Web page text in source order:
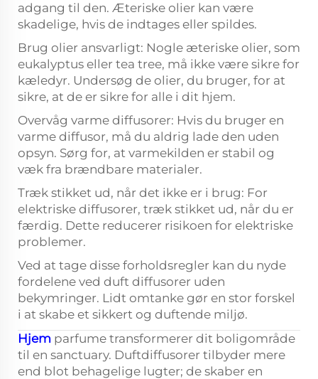
adgang til den. Æteriske olier kan være
skadelige, hvis de indtages eller spildes.
Brug olier ansvarligt: Nogle æteriske olier, som
eukalyptus eller tea tree, må ikke være sikre for
kæledyr. Undersøg de olier, du bruger, for at
sikre, at de er sikre for alle i dit hjem.
Overvåg varme diffusorer: Hvis du bruger en
varme diffusor, må du aldrig lade den uden
opsyn. Sørg for, at varmekilden er stabil og
væk fra brændbare materialer.
Træk stikket ud, når det ikke er i brug: For
elektriske diffusorer, træk stikket ud, når du er
færdig. Dette reducerer risikoen for elektriske
problemer.
Ved at tage disse forholdsregler kan du nyde
fordelene ved duft diffusorer uden
bekymringer. Lidt omtanke gør en stor forskel
i at skabe et sikkert og duftende miljø.
Hjem parfume transformerer dit boligområde
til en sanctuary. Duftdiffusorer tilbyder mere
end blot behagelige lugter; de skaber en